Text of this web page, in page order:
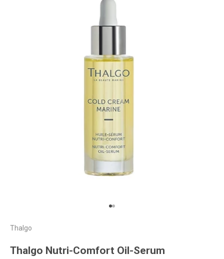
Gå til element 1
Gå til element 2
Thalgo
Thalgo Nutri-Comfort Oil-Serum